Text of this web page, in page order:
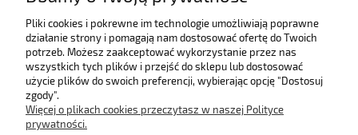
SKLEP
MOJE KONTO
Pliki cookies i pokrewne im technologie umożliwiają poprawne
działanie strony i pomagają nam dostosować ofertę do Twoich
potrzeb. Możesz zaakceptować wykorzystanie przez nas
wszystkich tych plików i przejść do sklepu lub dostosować
użycie plików do swoich preferencji, wybierając opcję "Dostosuj
zgody".
Więcej o plikach cookies przeczytasz w naszej Polityce
prywatności.